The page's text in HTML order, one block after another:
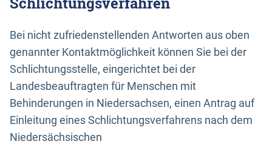
Bei nicht zufriedenstellenden Antworten aus oben
genannter Kontaktmöglichkeit können Sie bei der
Schlichtungsstelle, eingerichtet bei der
Landesbeauftragten für Menschen mit
Behinderungen in Niedersachsen, einen Antrag auf
Einleitung eines Schlichtungsverfahrens nach dem
Niedersächsischen